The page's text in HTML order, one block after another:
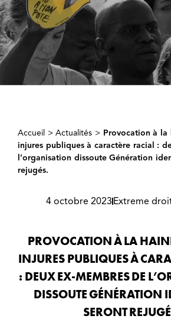
Accueil >Actualités > Provocation à la
injures publiques à caractère racial :
l’organisation dissoute Génération
rejugés.
4 octobre 2023 Extreme
PROVOCATION À LA
INJURES PUBLIQUES À
: DEUX EX-MEMBRES DE
DISSOUTE GÉNÉRATION
SERONT